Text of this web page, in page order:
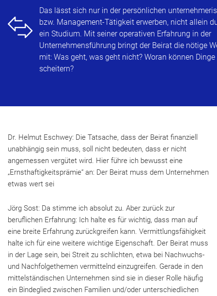
o
Das lässt sich nur in der persönlichen
bzw. Management-Tätigkeit erwerben, nicht allein
ein Studium. Mit seiner operativen Erfahrung in der
Unternehmensführung bringt der Beirat die nötige
mit: Was geht, was geht nicht? Woran können Dinge
scheitern?
Dr. Helmut Eschwey: Die Tatsache, dass der Beirat finanziell
unabhängig sein muss, soll nicht bedeuten, dass er nicht
angemessen vergütet wird. Hier führe ich bewusst eine
„Ernsthaftigkeitsprämie“ an: Der Beirat muss dem Unternehmen
etwas wert sei
Jörg Sost: Da stimme ich absolut zu. Aber zurück zur
beruflichen Erfahrung: Ich halte es für wichtig, dass man auf
eine breite Erfahrung zurückgreifen kann. Vermittlungsfähigkeit
halte ich für eine weitere wichtige Eigenschaft. Der Beirat muss
in der Lage sein, bei Streit zu schlichten, etwa bei Nachwuchs-
und Nachfolgethemen vermittelnd einzugreifen. Gerade in den
mittelständischen Unternehmen sind sie in dieser Rolle häufig
ein Bindeglied zwischen Familien und/oder unterschiedlichen